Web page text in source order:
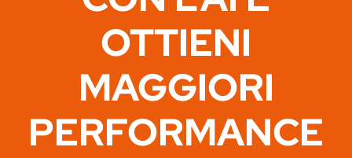
OTTIENI
MAGGIORI
PERFORMANCE